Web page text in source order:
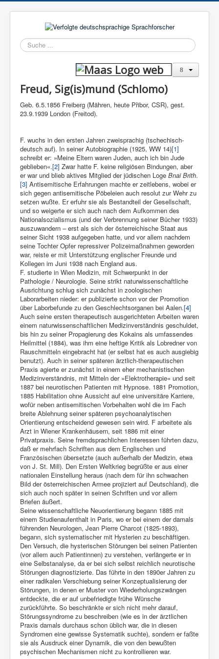
Freud, Sig(is)mund (Schlomo)
Geb. 6.5.1856 Freiberg (Mähren, heute Přibor, CSR), gest.
23.9.1939 London (Freitod).
F. wuchs in den ersten Jahren zweisprachig (tschechisch-
deutsch auf). In seiner Autobiographie (1925, WW 14)[1]
schreibt er: »Meine Eltern waren Juden, auch ich bin Jude
geblieben«.[2] Zwar hatte F. keine religiösen Bindungen, aber
er war und blieb aktives Mitglied der jüdischen Loge Bnai Brith.
[3] Antisemitische Erfahrungen machte er zeitlebens, wobei er
sich gegen antisemitische Pöbeleien auch resolut zur Wehr zu
setzen wußte. Er erfuhr sie als Bestandteil der Gesellschaft,
und so weigerte er sich auch nach dem Aufkommen des
Nationalsozialismus (und der Verbrennung seiner Bücher 1933)
auszuwandern – erst als sich der österreichische Staat aus
seiner Sicht 1938 aufgegeben hatte, und vor allem nachdem
seine Tochter Opfer repressiver Polizeimaßnahmen geworden
war, reiste er mit Unterstützung englischer Freunde und
Kollegen im Juni 1938 nach England aus.
F. studierte in Wien Medizin, mit Schwerpunkt in der
Pathologie / Neurologie. Seine strikt naturwissenschaftliche
Ausrichtung schlug sich zunächst in zoologischen
Laborarbeiten nieder: er publizierte schon vor der Promotion
über Laborbefunde zu den Geschlechtsorganen bei Aalen.[4]
Auch seine ersten therapeutisch ausgerichteten Arbeiten waren
einem naturwissenschaftlichen Medizinverständnis geschuldet,
bis hin zu seiner Propagierung des Kokains als umfassendes
Heilmittel (1884), was ihm eine heftige Kritik als Lobredner von
Rauschmitteln eingebracht hat (er selbst hat es auch ausgiebig
benutzt). Auch in seiner späteren ärztlich-therapeutischen
Praxis agierte er zunächst in einem eher mechanistischen
Medizinverständnis, mit Mitteln der »Elektrotherapie« und seit
1887 bei neurotischen Patienten mit Hypnose. 1881 Promotion,
1885 Habilitation ohne Aussicht auf eine universitäre Karriere,
wofür neben antisemitischen Vorbehalten wohl die im Fach
breite Ablehnung seiner späteren psychoanalytischen
Orientierung entscheidend gewesen sein wird. F arbeitete als
Arzt in Wiener Krankenhäusern, seit 1886 mit einer
Privatpraxis. Seine fremdsprachlichen Interessen führten dazu,
daß er mehrfach Schriften aus dem Englischen und
Französischen übersetzte (auch außerhalb der Medizin, etwa
von J. St. Mill). Den Ersten Weltkrieg begrüßte er aus einer
nationalen Einstellung heraus (nach dem für ihn schwachen
Bild der österreichischen Armee projiziert auf Deutschland), die
sich auch noch später in seinen Schriften und vor allem
Briefen äußert.
Seine wissenschaftliche Neuorientierung begann 1885 mit
einem Studienaufenthalt in Paris, wo er bei einem der damals
führenden Neurologen, Jean Pierre Charcot (1825-1893),
begann, sich systematischer mit Hysterien zu beschäftigen.
Den Versuch, die hysterischen Störungen bei seinen Patienten
(vor allem auch Patientinnen) zu verstehen, verlängerte er in
eine Selbstanalyse, da er bei sich selbst reichlich neurotische
Störungen diagnostizierte. Das führte in den 1890er Jahren zu
einer radikalen Verschiebung seiner Konzeptualisierung der
Störungen, in denen er Muster von Wiederholungszwängen
entdeckte, die er auf unbefriedigte frühe Wünsche
zurückführte. So beschränkte er sich nicht mehr darauf,
Störungssyndrome zu beschreiben (wie es in der ärztlichen
Praxis damals durchaus schon üblich war, die in diesen
Syndromen eine gewisse Systematik suchte), sondern er faßte
sie als Ausdruck einer Dynamik, die von den bewußten
psychischen Mechanismen nicht zu kontrollieren war.